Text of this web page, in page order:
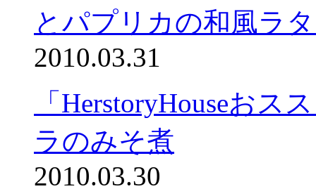
とパプリカの和風ラ
2010.03.31
「HerstoryHouseお
ラのみそ煮
2010.03.30